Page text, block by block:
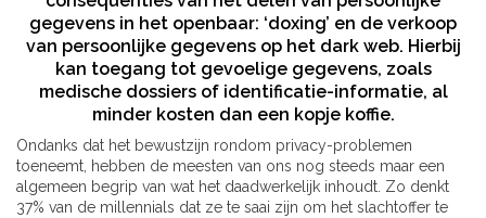
gegevens in het openbaar: ‘doxing’ en de verkoop
van persoonlijke gegevens op het dark web. Hierbij
kan toegang tot gevoelige gegevens, zoals
medische dossiers of identificatie-informatie, al
minder kosten dan een kopje koffie.
Ondanks dat het bewustzijn rondom privacy-problemen
toeneemt, hebben de meesten van ons nog steeds maar een
algemeen begrip van wat het daadwerkelijk inhoudt. Zo denkt
37% van de millennials dat ze te saai zijn om het slachtoffer te